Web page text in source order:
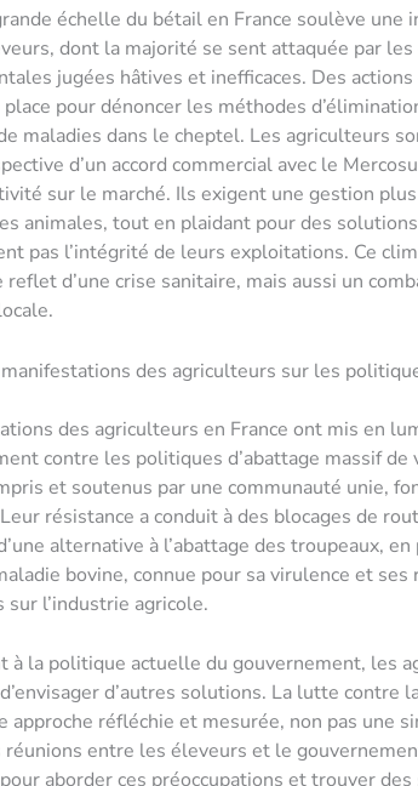
échelle du bétail en France soulève une
dont la majorité se sent attaquée par les
jugées hâtives et inefficaces. Des
pour dénoncer les méthodes
maladies dans le cheptel. Les agriculteurs
d’un accord commercial avec le
sur le marché. Ils exigent une gestion
animales, tout en plaidant pour des
pas l’intégrité de leurs exploitations. Ce
d’une crise sanitaire, mais aussi un
manifestations des agriculteurs sur les
des agriculteurs en France ont mis en
contre les politiques d’abattage massif de
et soutenus par une communauté unie,
résistance a conduit à des blocages de
alternative à l’abattage des troupeaux,
bovine, connue pour sa virulence et ses
sur l’industrie agricole.
à la politique actuelle du gouvernement, les
d’autres solutions. La lutte contre
approche réfléchie et mesurée, non pas une
réunions entre les éleveurs et le
aborder ces préoccupations et trouver